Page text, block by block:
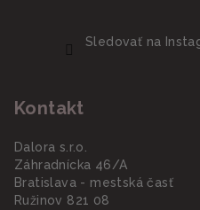
Sledovať na
Kontakt
Dalora s.r.o.
Záhradnícka 46/A
Bratislava - mestská časť
Ružinov 821 08